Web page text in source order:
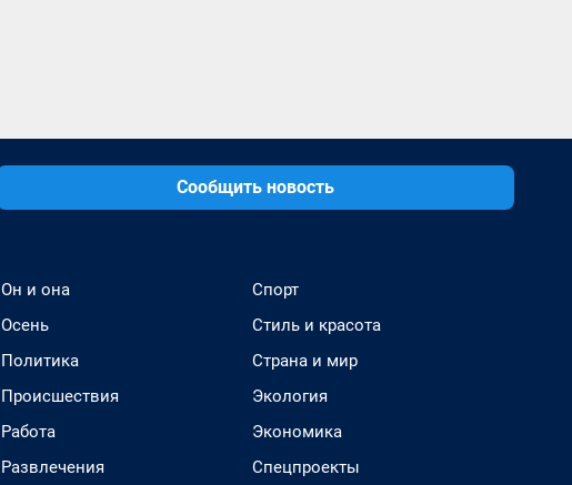
Сообщить новость
Он и она
Осень
Политика
Происшествия
Работа
Развлечения
Спорт
Стиль и красота
Страна и мир
Экология
Экономика
Спецпроекты